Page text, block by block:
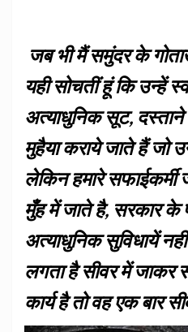
जब भी मैं समुंदर के
यही सोचतीं हूं कि उन्हें
अत्याधुनिक सूट,
मुहैया कराये जाते हैं जो
लेकिन हमारे सफाईकर्मी
मुँह में जाते है, सरकार के
अत्याधुनिक सुविधायें
लगता है सीवर में जाकर
कार्य है तो वह एक बार